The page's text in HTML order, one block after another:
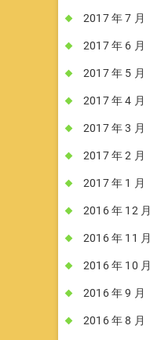
2017 年 7 月
2017 年 6 月
2017 年 5 月
2017 年 4 月
2017 年 3 月
2017 年 2 月
2017 年 1 月
2016 年 12 月
2016 年 11 月
2016 年 10 月
2016 年 9 月
2016 年 8 月